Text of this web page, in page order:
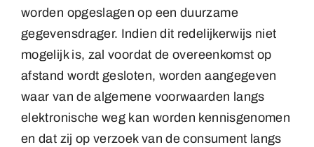
worden opgeslagen op een duurzame
gegevensdrager. Indien dit redelijkerwijs niet
mogelijk is, zal voordat de overeenkomst op
afstand wordt gesloten, worden aangegeven
waar van de algemene voorwaarden langs
elektronische weg kan worden kennisgenomen
en dat zij op verzoek van de consument langs